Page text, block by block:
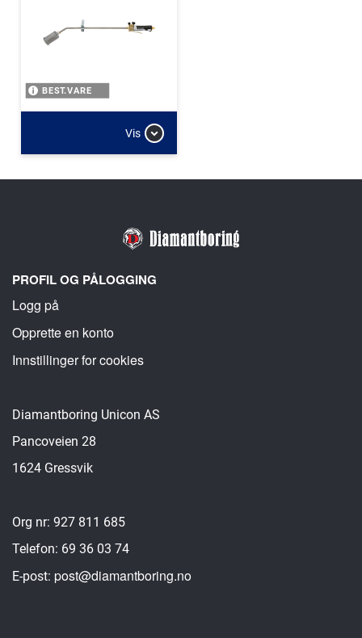
BEST.VARE
Vis
PROFIL OG PÅLOGGING
Logg på
Opprette en konto
Innstillinger for cookies
Diamantboring Unicon AS
Pancoveien 28
1624 Gressvik
Org nr: 927 811 685
Telefon: 69 36 03 74
E-post: post@diamantboring.no